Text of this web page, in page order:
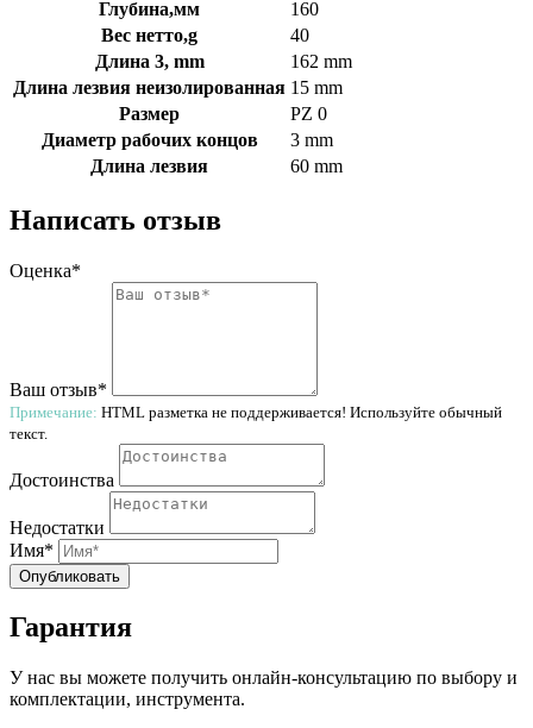
Глубина,мм
160
Вес нетто,g
40
Длина 3, mm
162 mm
Длина лезвия неизолированная 15 mm
Размер
PZ 0
Диаметр рабочих концов
3 mm
Длина лезвия
60 mm
Написать отзыв
Оценка*
Ваш отзыв*
Примечание: HTML разметка не поддерживается! Используйте обычный
текст.
Достоинства
Недостатки
Имя*
Опубликовать
Гарантия
У нас вы можете получить онлайн-консультацию по выбору и
комплектации, инструмента.